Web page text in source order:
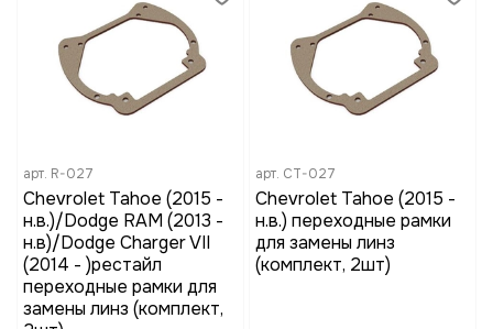
арт. R-027
Chevrolet Tahoe (2015 -
н.в.)/Dodge RAM (2013 -
н.в)/Dodge Charger VII
(2014 - )рестайл
переходные рамки для
замены линз (комплект,
арт. CT-027
Chevrolet Tahoe (2015 -
н.в.) переходные рамки
для замены линз
(комплект, 2шт)